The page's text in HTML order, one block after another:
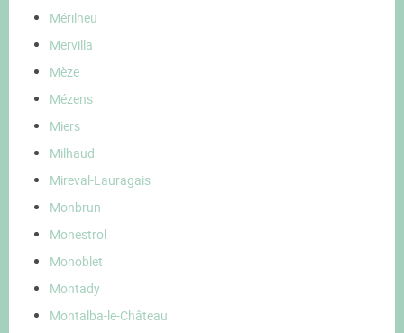
Mérilheu
Mervilla
Mèze
Mézens
Miers
Milhaud
Mireval-Lauragais
Monbrun
Monestrol
Monoblet
Montady
Montalba-le-Château